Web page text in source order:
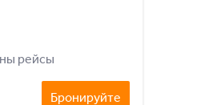
рейсы
Бронируйте